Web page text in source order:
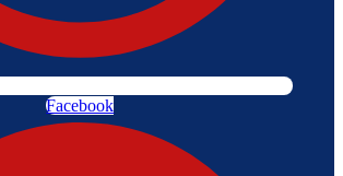
Facebook